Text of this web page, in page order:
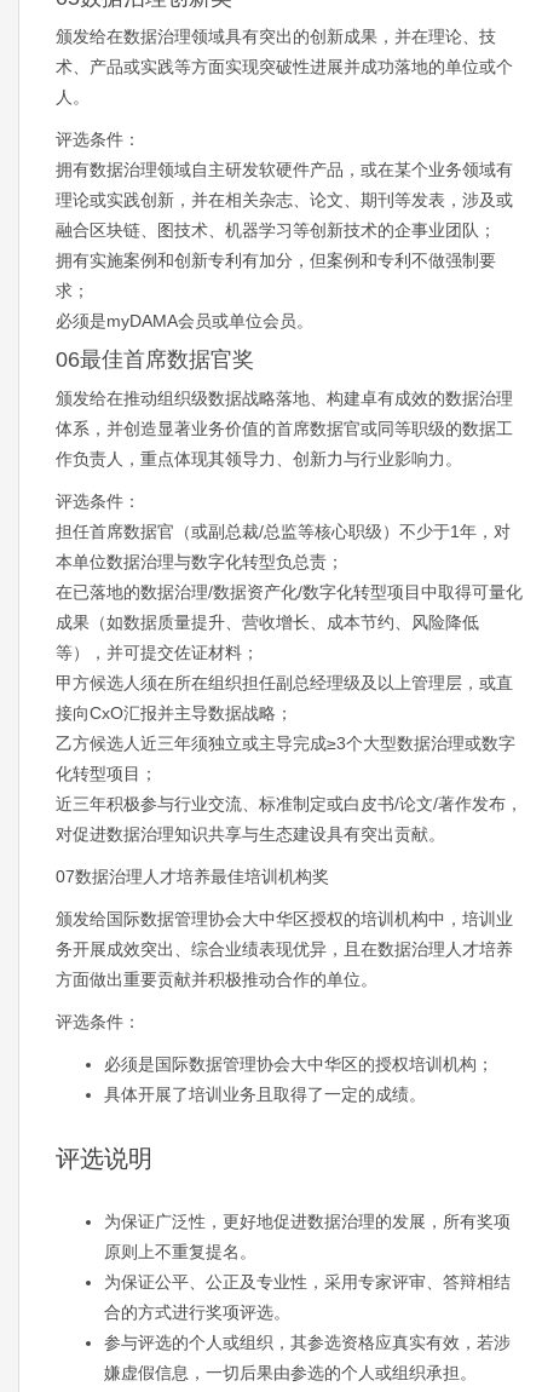
颁发给在数据治理领域具有突出的创新成果，并在理论、技
术、产品或实践等方面实现突破性进展并成功落地的单位或个
人。
评选条件：
拥有数据治理领域自主研发软硬件产品，或在某个业务领域有
理论或实践创新，并在相关杂志、论文、期刊等发表，涉及或
融合区块链、图技术、机器学习等创新技术的企事业团队；
拥有实施案例和创新专利有加分，但案例和专利不做强制要
求；
必须是myDAMA会员或单位会员。
06最佳首席数据官奖
颁发给在推动组织级数据战略落地、构建卓有成效的数据治理
体系，并创造显著业务价值的首席数据官或同等职级的数据工
作负责人，重点体现其领导力、创新力与行业影响力。
评选条件：
担任首席数据官（或副总裁/总监等核心职级）不少于1年，对
本单位数据治理与数字化转型负总责；
在已落地的数据治理/数据资产化/数字化转型项目中取得可量化
成果（如数据质量提升、营收增长、成本节约、风险降低
等），并可提交佐证材料；
甲方候选人须在所在组织担任副总经理级及以上管理层，或直
接向CxO汇报并主导数据战略；
乙方候选人近三年须独立或主导完成≥3个大型数据治理或数字
化转型项目；
近三年积极参与行业交流、标准制定或白皮书/论文/著作发布，
对促进数据治理知识共享与生态建设具有突出贡献。
07数据治理人才培养最佳培训机构奖
颁发给国际数据管理协会大中华区授权的培训机构中，培训业
务开展成效突出、综合业绩表现优异，且在数据治理人才培养
方面做出重要贡献并积极推动合作的单位。
评选条件：
必须是国际数据管理协会大中华区的授权培训机构；
具体开展了培训业务且取得了一定的成绩。
评选说明
为保证广泛性，更好地促进数据治理的发展，所有奖项
原则上不重复提名。
为保证公平、公正及专业性，采用专家评审、答辩相结
合的方式进行奖项评选。
参与评选的个人或组织，其参选资格应真实有效，若涉
嫌虚假信息，一切后果由参选的个人或组织承担。